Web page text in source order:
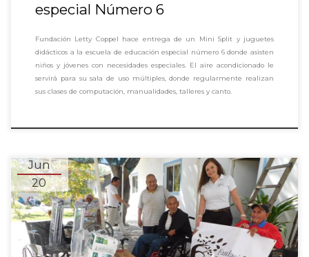
especial Número 6
Fundación Letty Coppel hace entrega de un Mini Split y juguetes
didácticos a la escuela de educación especial número 6 donde asisten
niños y jóvenes con necesidades especiales. El aire acondicionado le
servirá para su sala de uso múltiples, donde regularmente realizan
sus clases de computación, manualidades, talleres y canto.
Jun
20